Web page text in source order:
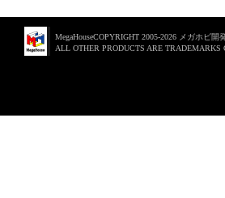
MegaHouseCOPYRIGHT 2005-2026 メガホビ
ALL OTHER PRODUCTS ARE TRADEMARKS